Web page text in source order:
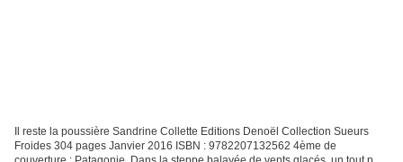
Il reste la poussière Sandrine Collette Editions Denoël Collection Sueurs
Froides 304 pages Janvier 2016 ISBN : 9782207132562 4ème de